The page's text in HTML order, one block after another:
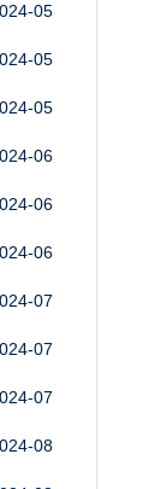
05
05
05
06
06
06
07
07
07
08